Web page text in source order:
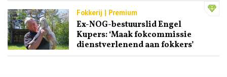
Fokkerij | Premium
Ex-NOG-bestuurslid Engel
Kupers: ‘Maak fokcommissie
dienstverlenend aan fokkers’